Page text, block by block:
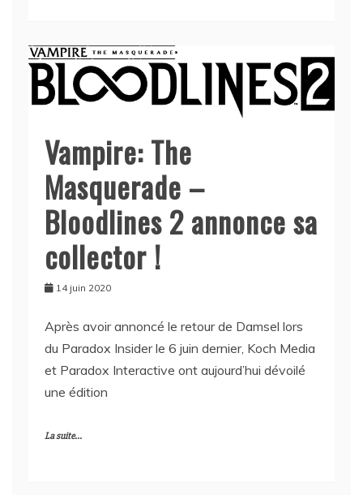
Vampire: The
Masquerade –
Bloodlines 2 annonce sa
collector !
14 juin 2020
Après avoir annoncé le retour de Damsel lors
du Paradox Insider le 6 juin dernier, Koch Media
et Paradox Interactive ont aujourd’hui dévoilé
une édition
La suite...